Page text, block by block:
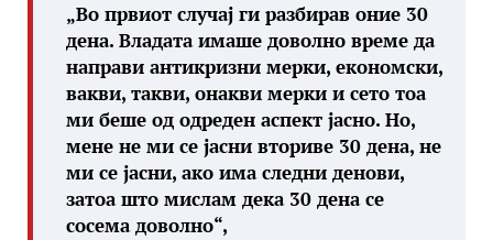
„Во првиот случај ги разбирав оние 30
дена. Владата имаше доволно време да
направи антикризни мерки, економски,
вакви, такви, онакви мерки и сето тоа
ми беше од одреден аспект јасно. Но,
мене не ми се јасни вториве 30 дена, не
ми се јасни, ако има следни денови,
затоа што мислам дека 30 дена се
сосема доволно“,